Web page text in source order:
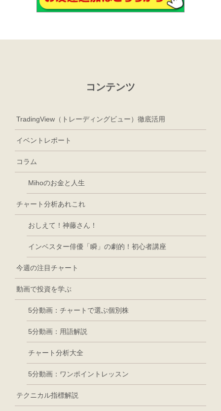
コンテンツ
TradingView（トレーディングビュー）徹底活用
イベントレポート
コラム
Mihoのお金と人生
チャート分析あれこれ
おしえて！神藤さん！
インベスター俳優「瞬」の劇的！初心者講座
今週の注目チャート
動画で投資を学ぶ
5分動画：チャートで選ぶ個別株
5分動画：用語解説
チャート分析大全
5分動画：ワンポイントレッスン
テクニカル指標解説